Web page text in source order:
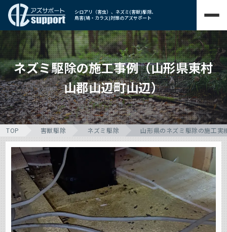
シロアリ（害虫）、ネズミ(害獣)駆除、
鳥害(鳩・カラス)対策のアズサポート
ネズミ駆除の施工事例（山形県東村
山郡山辺町山辺）
TOP 害獣駆除 ネズミ駆除 山形県のネズミ駆除の施工実